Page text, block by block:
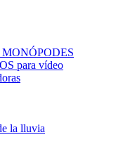
para vídeo
la lluvia